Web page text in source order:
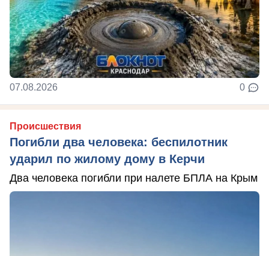
07.08.2026 0
Происшествия
Погибли два человека: беспилотник
ударил по жилому дому в Керчи
Два человека погибли при налете БПЛА на Крым